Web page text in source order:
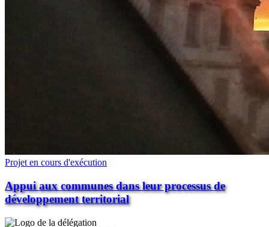
Projet en cours d'exécution
Appui aux communes dans leur processus de
développement territorial